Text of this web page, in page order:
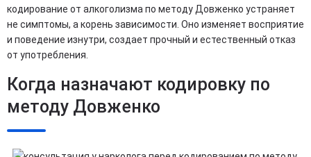
кодирование от алкоголизма по методу Довженко устраняет
не симптомы, а корень зависимости. Оно изменяет восприятие
и поведение изнутри, создает прочный и естественный отказ
от употребления.
Когда назначают кодировку по
методу Довженко